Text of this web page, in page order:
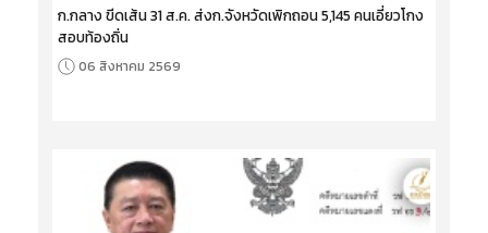
ก.กลาง ขีดเส้น 31 ส.ค. ส่งก.จังหวัดเพิกถอน 5,145 คนเอี่ยวโกง
สอบท้องถิ่น
06 สิงหาคม 2569